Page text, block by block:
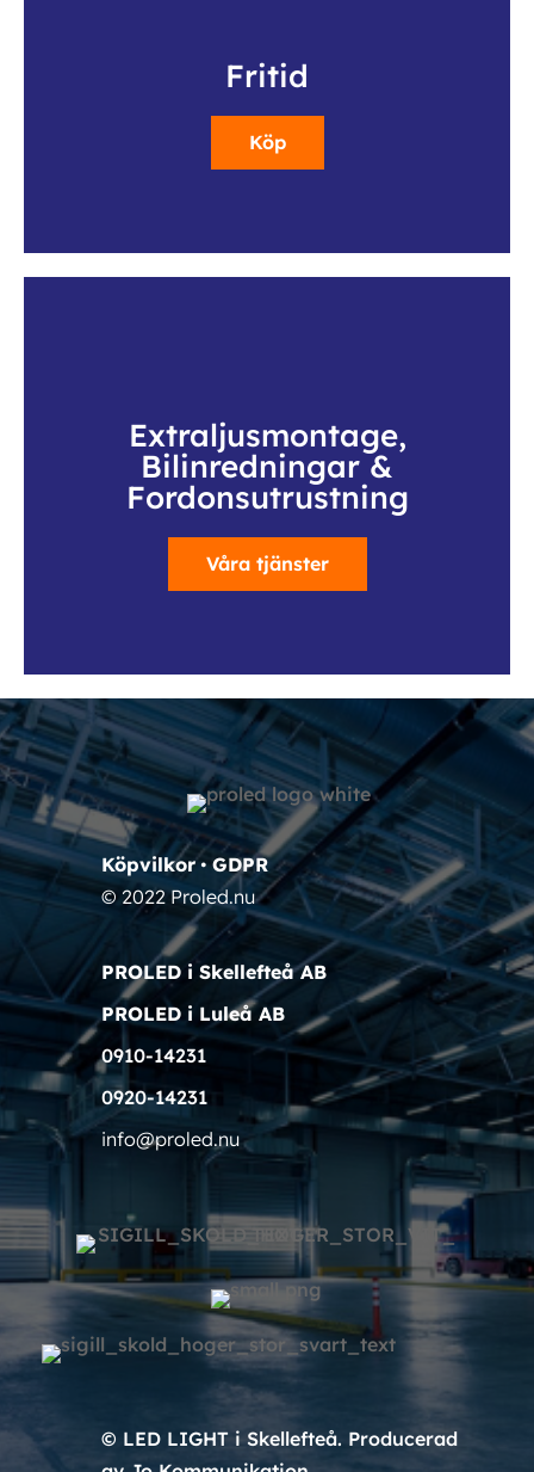
Fritid
Köp
Extraljusmontage,
Bilinredningar &
Fordonsutrustning
Våra tjänster
Köpvilkor•GDPR
© 2022 Proled.nu
PROLED i Skellefteå AB
PROLED i Luleå AB
0910-14231
0920-14231
info@proled.nu
© LED LIGHT i Skellefteå. Producerad